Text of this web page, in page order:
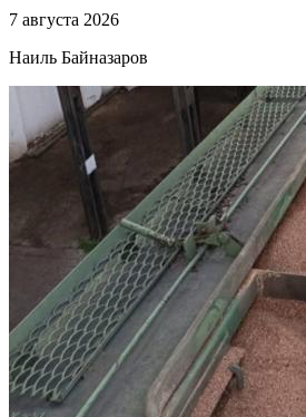
7 августа 2026
Наиль Байназаров